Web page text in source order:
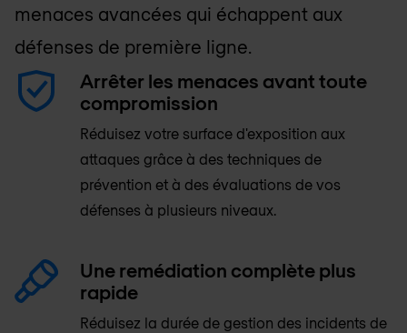
menaces avancées qui échappent aux
défenses de première ligne.
Arrêter les menaces avant toute
compromission
Réduisez votre surface d'exposition aux
attaques grâce à des techniques de
prévention et à des évaluations de vos
défenses à plusieurs niveaux.
Une remédiation complète plus
rapide
Réduisez la durée de gestion des incidents de